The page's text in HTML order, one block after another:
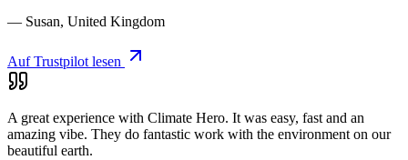
— Susan, United Kingdom
Auf Trustpilot lesen
A great experience with Climate Hero. It was easy, fast and an
amazing vibe. They do fantastic work with the environment on our
beautiful earth.